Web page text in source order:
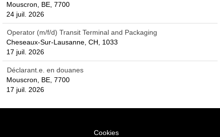
Mouscron, BE, 7700
24 juil. 2026
Operator (m/f/d) Transit Terminal and Packaging
Cheseaux-Sur-Lausanne, CH, 1033
17 juil. 2026
Déclarant.e. en douanes
Mouscron, BE, 7700
17 juil. 2026
Cookies